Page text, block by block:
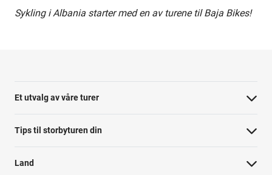
Sykling i Albania starter med en av turene til Baja Bikes!
Et utvalg av våre turer
Tips til storbyturen din
Land